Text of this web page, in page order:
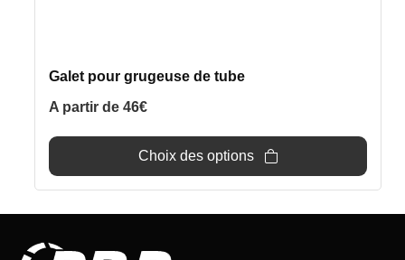
Galet pour grugeuse de tube
A partir de 46€
Choix des options